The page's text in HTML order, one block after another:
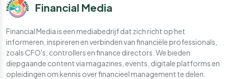
Financial Media
Financial Media is een mediabedrijf dat zich richt op het
informeren, inspireren en verbinden van financiële professionals,
zoals CFO's, controllers en finance directors. We bieden
diepgaande content via magazines, events, digitale platforms en
opleidingen om kennis over financieel management te delen.